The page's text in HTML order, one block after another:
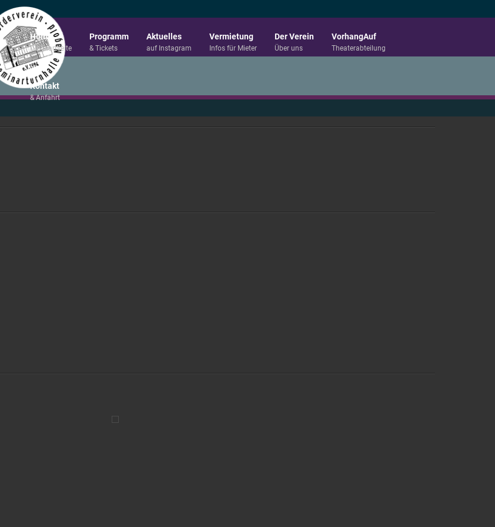
Home
Die Startseite
Programm
& Tickets
Aktuelles
auf Instagram
Vermietung
Infos für Mieter
Der Verein
Über uns
VorhangAuf
Theaterabteilung
Kontakt
& Anfahrt